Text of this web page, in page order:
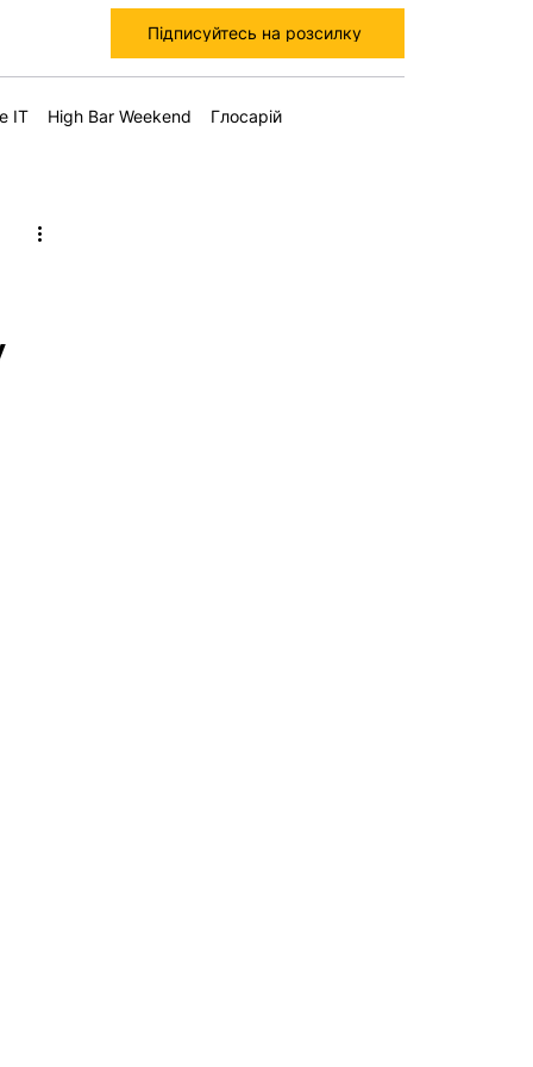
Підписуйтесь на розсилку
IT High Bar Weekend Глосарій